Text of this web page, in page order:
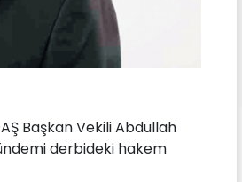
Başkan Vekili Abdullah
derbideki hakem